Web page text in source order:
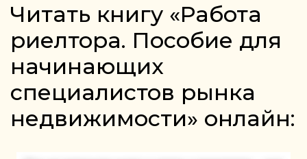
Читать книгу «Работа
риелтора. Пособие для
начинающих
специалистов рынка
недвижимости» онлайн: